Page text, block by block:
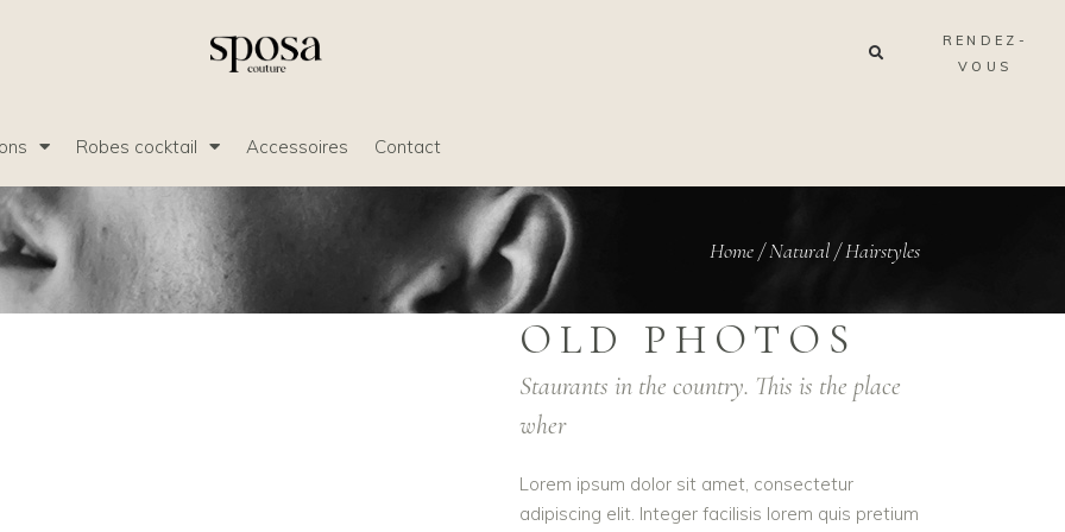
RENDEZ-
VOUS
Robes cocktail Accessoires Contact
Home/Natural/Hairstyles
OLD PHOTOS
Staurants in the country. This is the place
wher
Lorem ipsum dolor sit amet, consectetur
adipiscing elit. Integer facilisis lorem quis pretium